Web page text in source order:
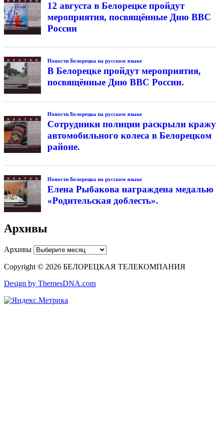
12 августа в Белорецке пройдут
мероприятия, посвящённые Дню ВВС
России
Новости Белорецка на русском языке
В Белорецке пройдут мероприятия,
посвящённые Дню ВВС России.
Новости Белорецка на русском языке
Сотрудники полиции раскрыли кражу
автомобильного колеса в Белорецком
районе.
Новости Белорецка на русском языке
Елена Рыбакова награждена медалью
«Родительская доблесть».
Архивы
Архивы
Copyright © 2026 БЕЛОРЕЦКАЯ ТЕЛЕКОМПАНИЯ
Design by ThemesDNA.com